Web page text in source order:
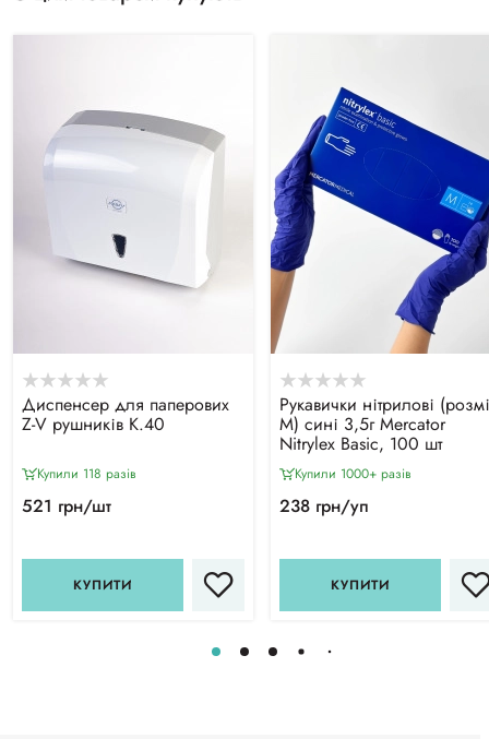
Диспенсер для паперових
Z-V рушників К.40
Купили 118 разiв
521 грн/шт
КУПИТИ
Рукавички нітрилові
М) сині 3,5г Mercator
Nitrylex Basic, 100 шт
Купили 1000+ разiв
238 грн/уп
КУПИТИ